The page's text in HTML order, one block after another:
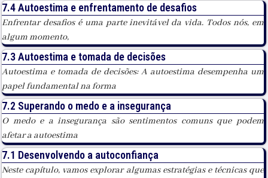
7.4 Autoestima e enfrentamento de desafios
Enfrentar desafios é uma parte inevitável da vida. Todos nós, em
algum momento,
7.3 Autoestima e tomada de decisões
Autoestima e tomada de decisões: A autoestima desempenha um
papel fundamental na forma
7.2 Superando o medo e a insegurança
O medo e a insegurança são sentimentos comuns que podem
afetar a autoestima
7.1 Desenvolvendo a autoconfiança
Neste capítulo, vamos explorar algumas estratégias e técnicas que